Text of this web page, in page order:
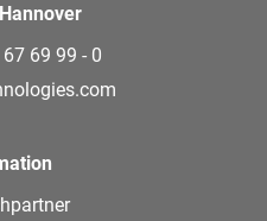
69 99 - 0